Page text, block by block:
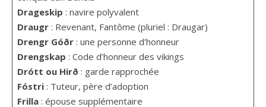
Drageskip : navire polyvalent
Draugr: Revenant, Fantôme (pluriel : Draugar)
Drengr Góðr: une personne d’honneur
Drengskap : Code d’honneur des vikings
Drótt ou Hirð : garde rapprochée
Fóstri: Tuteur, père d’adoption
Frilla: épouse supplémentaire